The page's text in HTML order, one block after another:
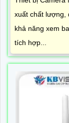
xuất chất lượng,
khả năng xem
tích hợp...